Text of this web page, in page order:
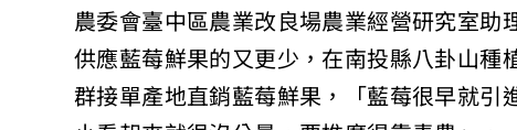
農委會臺中區農業改良場農業經營研究室
供應藍莓鮮果的又更少，在南投縣八卦山
群接單產地直銷藍莓鮮果，「藍莓很早就